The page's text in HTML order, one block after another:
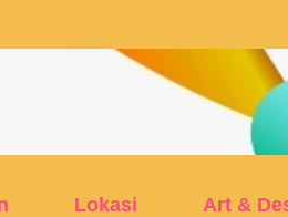
Lokasi Art &